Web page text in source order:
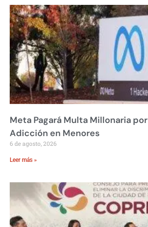
Meta Pagará Multa Millonaria
Adicción en Menores
6 de agosto, 2026
Leer más »